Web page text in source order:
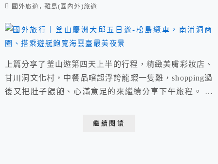
國外旅遊 , 離島(國內外)旅遊
上篇分享了釜山遊第四天上半的行程，精緻美膚彩妝店、
甘川洞文化村，中餐品嚐超浮誇龍蝦一隻雞，shopping過
後又把肚子餵飽、心滿意足的來繼續分享下午旅程。 搭
與城市邊緣明媚風光，漫遊南浦洞商圈，品嚐在地美食小
繼續閱讀